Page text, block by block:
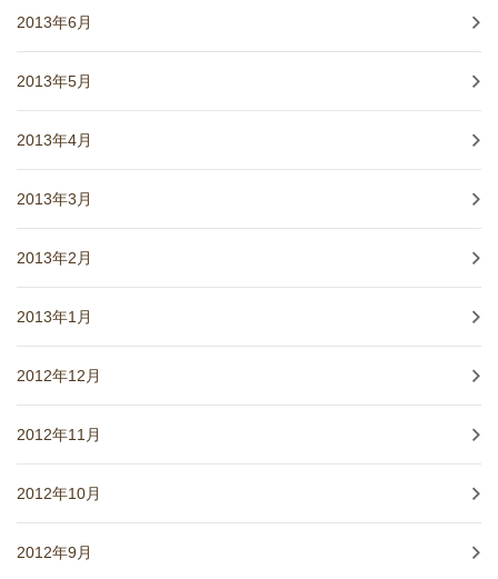
2013年6月
2013年5月
2013年4月
2013年3月
2013年2月
2013年1月
2012年12月
2012年11月
2012年10月
2012年9月